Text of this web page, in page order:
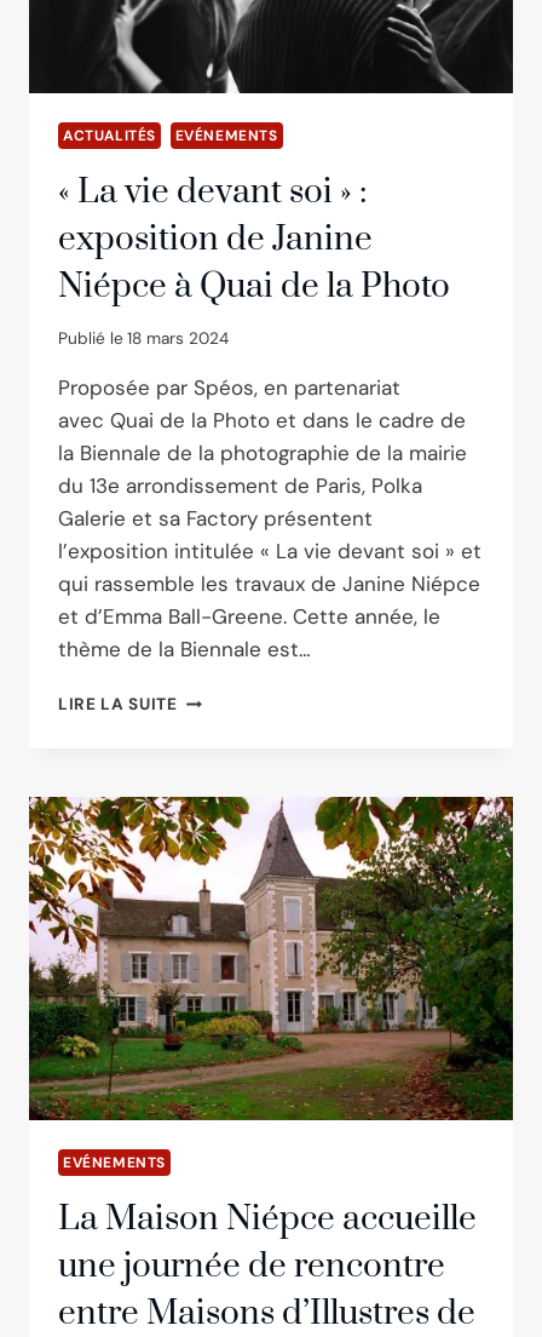
ACTUALITÉS EVÉNEMENTS
« La vie devant soi » :
exposition de Janine
Niépce à Quai de la Photo
Publié le18 mars 2024
Proposée par Spéos, en partenariat
avec Quai de la Photo et dans le cadre de
la Biennale de la photographie de la mairie
du 13e arrondissement de Paris, Polka
Galerie et sa Factory présentent
l’exposition intitulée « La vie devant soi » et
qui rassemble les travaux de Janine Niépce
et d’Emma Ball-Greene. Cette année, le
thème de la Biennale est…
LIRE LA SUITE« LA
:
EXPOSITION
DE
JANINE
NIÉPCE
À
QUAI
DE
LA
PHOTO
EVÉNEMENTS
La Maison Niépce accueille
une journée de rencontre
entre Maisons d’Illustres de